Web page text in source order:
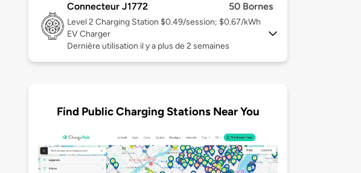
Connecteur J1772 50 Bornes
Level 2 Charging Station $0.49/session; $0.67/kWh
EV Charger
Dernière utilisation il y a plus de 2 semaines
Find Public Charging Stations Near You